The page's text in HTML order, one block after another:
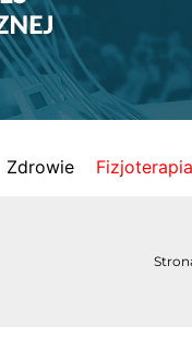
Zdrowie Fizjoterapia